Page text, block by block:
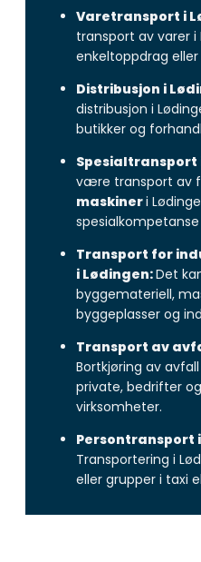
Varetransport i
transport av varer i
enkeltoppdrag
Distribusjon i
distribusjon i
butikker og
Spesialtransport
være transport av
maskineri
Transport for
i Lødingen:Det
byggemateriell,
byggeplasser og
Transport av
Bortkjøring av
private, bedrifter
virksomheter.
Persontransport
Transportering i
eller grupper i taxi